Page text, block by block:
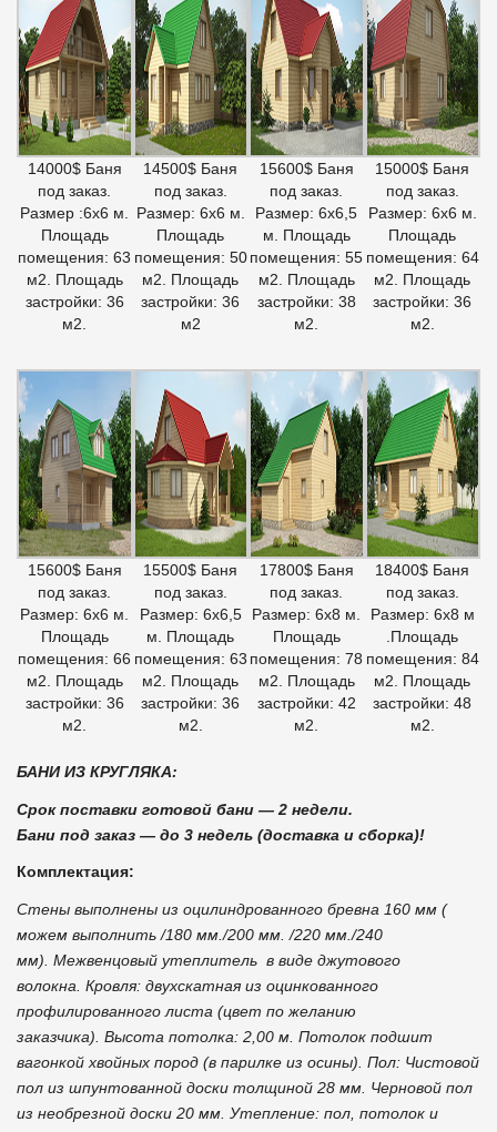
14000$ Баня
под заказ.
Размер :6х6 м.
Площадь
помещения: 63
м2. Площадь
застройки: 36
м2.
14500$ Баня
под заказ.
Размер: 6х6 м.
Площадь
помещения: 50
м2. Площадь
застройки: 36
м2
15600$ Баня
под заказ.
Размер: 6х6,5
м. Площадь
помещения: 55
м2. Площадь
застройки: 38
м2.
15000$ Баня
под заказ.
Размер: 6х6 м.
Площадь
помещения: 64
м2. Площадь
застройки: 36
м2.
15600$ Баня
под заказ.
Размер: 6х6 м.
Площадь
помещения: 66
м2. Площадь
застройки: 36
м2.
15500$ Баня
под заказ.
Размер: 6х6,5
м. Площадь
помещения: 63
м2. Площадь
застройки: 36
м2.
17800$ Баня
под заказ.
Размер: 6х8 м.
Площадь
помещения: 78
м2. Площадь
застройки: 42
м2.
18400$ Баня
под заказ.
Размер: 6х8 м
.Площадь
помещения: 84
м2. Площадь
застройки: 48
м2.
БАНИ ИЗ КРУГЛЯКА:
Срок поставки готовой бани — 2 недели.
Бани под заказ — до 3 недель (доставка и сборка)!
Комплектация:
Стены выполнены из оцилиндрованного бревна 160 мм (
можем выполнить /180 мм./200 мм. /220 мм./240
мм). Межвенцовый утеплитель в виде джутового
волокна. Кровля: двухскатная из оцинкованного
профилированного листа (цвет по желанию
заказчика). Высота потолка: 2,00 м. Потолок подшит
вагонкой хвойных пород (в парилке из осины). Пол: Чистовой
пол из шпунтованной доски толщиной 28 мм. Черновой пол
из необрезной доски 20 мм. Утепление: пол, потолок и